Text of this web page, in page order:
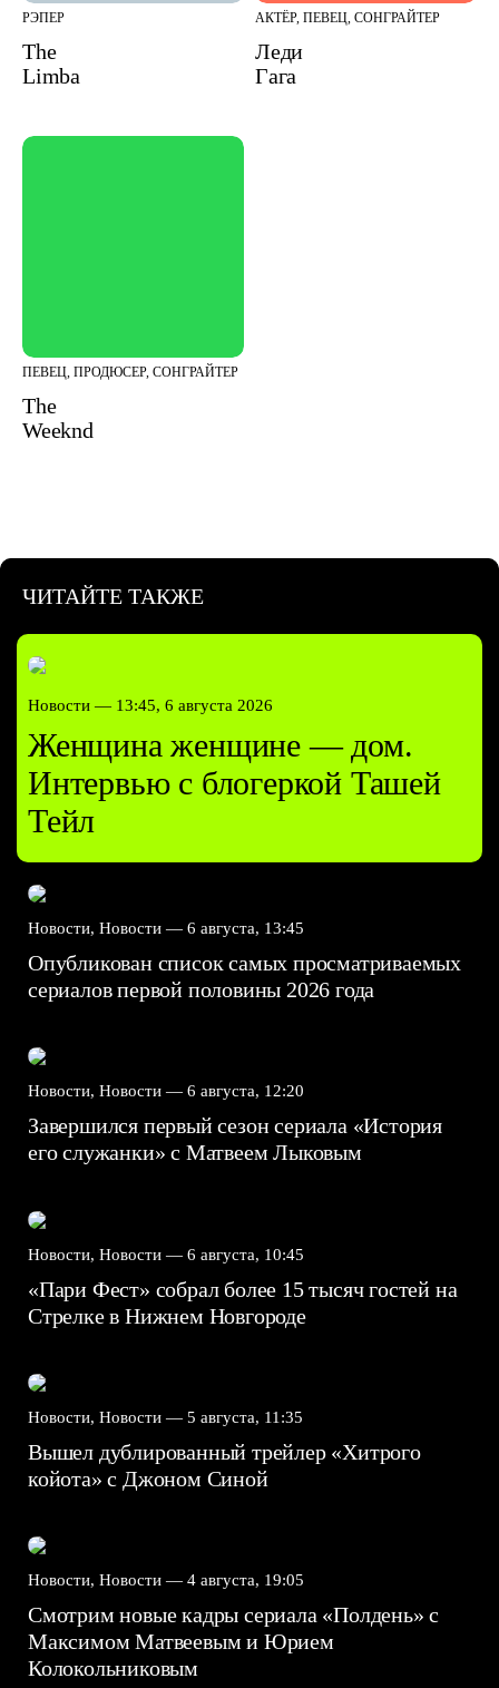
РЭПЕР
The
Limba
АКТЁР, ПЕВЕЦ, СОНГРАЙТЕР
Леди
Гага
ПЕВЕЦ, ПРОДЮСЕР, СОНГРАЙТЕР
The
Weeknd
ЧИТАЙТЕ ТАКЖЕ
Новости — 13:45, 6 августа 2026
Женщина женщине — дом.
Интервью с блогеркой Ташей
Тейл
Новости, Новости — 6 августа, 13:45
Опубликован список самых просматриваемых
сериалов первой половины 2026 года
Новости, Новости — 6 августа, 12:20
Завершился первый сезон сериала «История
его служанки» с Матвеем Лыковым
Новости, Новости — 6 августа, 10:45
«Пари Фест» собрал более 15 тысяч гостей на
Стрелке в Нижнем Новгороде
Новости, Новости — 5 августа, 11:35
Вышел дублированный трейлер «Хитрого
койота» с Джоном Синой
Новости, Новости — 4 августа, 19:05
Смотрим новые кадры сериала «Полдень» с
Максимом Матвеевым и Юрием
Колокольниковым